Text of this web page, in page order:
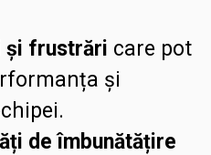
și frustrări care pot
și
de îmbunătățire